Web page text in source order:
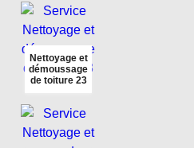
Nettoyage et
démoussage
de toiture 23